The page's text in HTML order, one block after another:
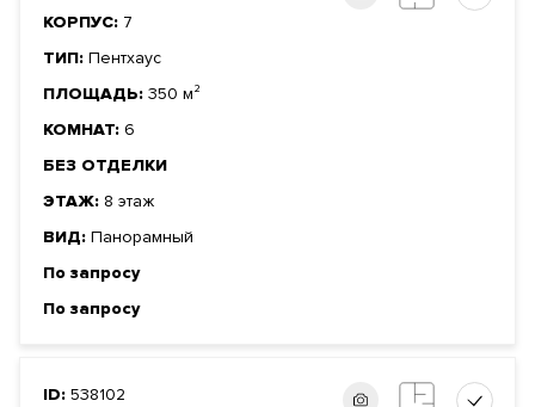
КОРПУС: 7
ТИП: Пентхаус
ПЛОЩАДЬ: 350 м²
КОМНАТ: 6
БЕЗ ОТДЕЛКИ
ЭТАЖ: 8 этаж
ВИД: Панорамный
По запросу
По запросу
ID: 538102